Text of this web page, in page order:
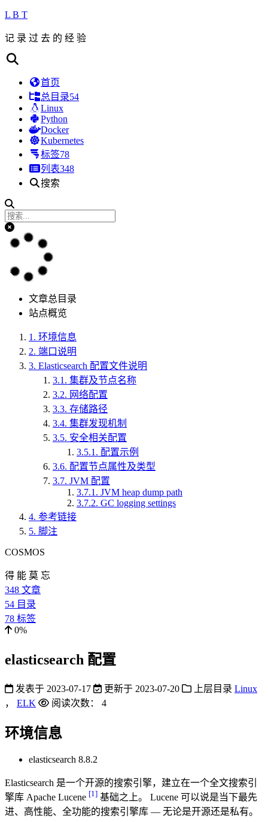
L B T
记 录 过 去 的 经 验
首页
总目录54
Linux
Python
Docker
Kubernetes
标签78
列表348
搜索
文章总目录
站点概览
1. 环境信息
2. 端口说明
3. Elasticsearch 配置文件说明
3.1. 集群及节点名称
3.2. 网络配置
3.3. 存储路径
3.4. 集群发现机制
3.5. 安全相关配置
3.5.1. 配置示例
3.6. 配置节点属性及类型
3.7. JVM 配置
3.7.1. JVM heap dump path
3.7.2. GC logging settings
4. 参考链接
5. 脚注
COSMOS
得 能 莫 忘
348 文章
54 目录
78 标签
0%
elasticsearch 配置
发表于 2023-07-17 更新于 2023-07-20 上层目录 Linux
， ELK 阅读次数： 4
环境信息
elasticsearch 8.8.2
Elasticsearch 是一个开源的搜索引擎，建立在一个全文搜索引
擎库 Apache Lucene [1] 基础之上。 Lucene 可以说是当下最先
进、高性能、全功能的搜索引擎库 — 无论是开源还是私有。